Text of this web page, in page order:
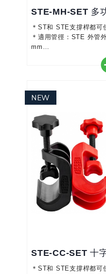
STE‑MH‑SET 多
＊ST和 STE支撐桿都可
＊適用管徑：STE 外管
mm
＊免工具安裝：快速、方
＊使用安全：採用增強
如桌子、架子)
＊應用領域：室內配件,
牆施工, 木工和木製品,
配
＊CE標籤 / G...
STE‑CC‑SET 十
＊ST和 STE支撐桿都可